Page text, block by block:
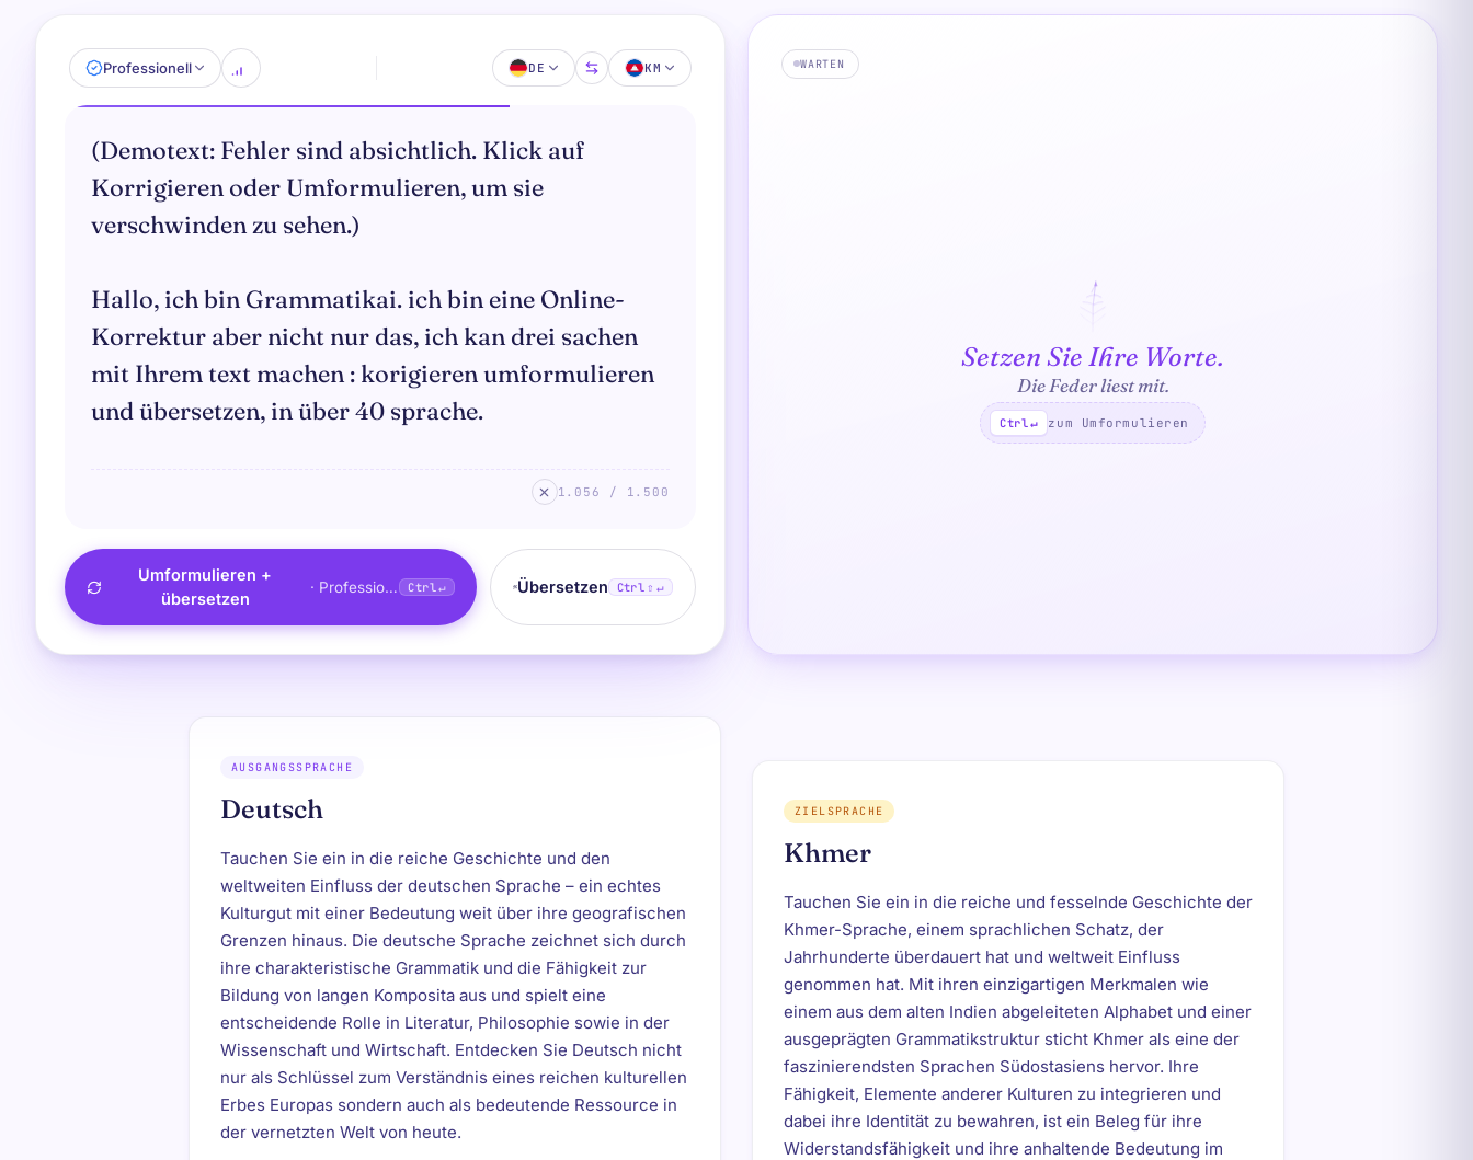
Professionell DE KM
1.056 / 1.500
Umformulieren +
übersetzen
· ProfessionellCtrl↵ Übersetzen Ctrl ⇧ ↵
WARTEN
Setzen Sie Ihre Worte.
Die Feder liest mit.
Ctrl↵ zum Umformulieren
AUSGANGSSPRACHE
Deutsch
Tauchen Sie ein in die reiche Geschichte und den
weltweiten Einfluss der deutschen Sprache – ein echtes
Kulturgut mit einer Bedeutung weit über ihre geografischen
Grenzen hinaus. Die deutsche Sprache zeichnet sich durch
ihre charakteristische Grammatik und die Fähigkeit zur
Bildung von langen Komposita aus und spielt eine
entscheidende Rolle in Literatur, Philosophie sowie in der
Wissenschaft und Wirtschaft. Entdecken Sie Deutsch nicht
nur als Schlüssel zum Verständnis eines reichen kulturellen
Erbes Europas sondern auch als bedeutende Ressource in
der vernetzten Welt von heute.
ZIELSPRACHE
Khmer
Tauchen Sie ein in die reiche und fesselnde Geschichte der
Khmer-Sprache, einem sprachlichen Schatz, der
Jahrhunderte überdauert hat und weltweit Einfluss
genommen hat. Mit ihren einzigartigen Merkmalen wie
einem aus dem alten Indien abgeleiteten Alphabet und einer
ausgeprägten Grammatikstruktur sticht Khmer als eine der
faszinierendsten Sprachen Südostasiens hervor. Ihre
Fähigkeit, Elemente anderer Kulturen zu integrieren und
dabei ihre Identität zu bewahren, ist ein Beleg für ihre
Widerstandsfähigkeit und ihre anhaltende Bedeutung im